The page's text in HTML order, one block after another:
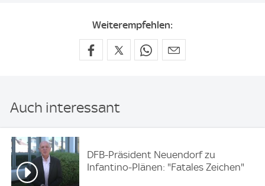
Weiterempfehlen:
Auch interessant
DFB-Präsident Neuendorf zu
Infantino-Plänen: "Fatales Zeichen"